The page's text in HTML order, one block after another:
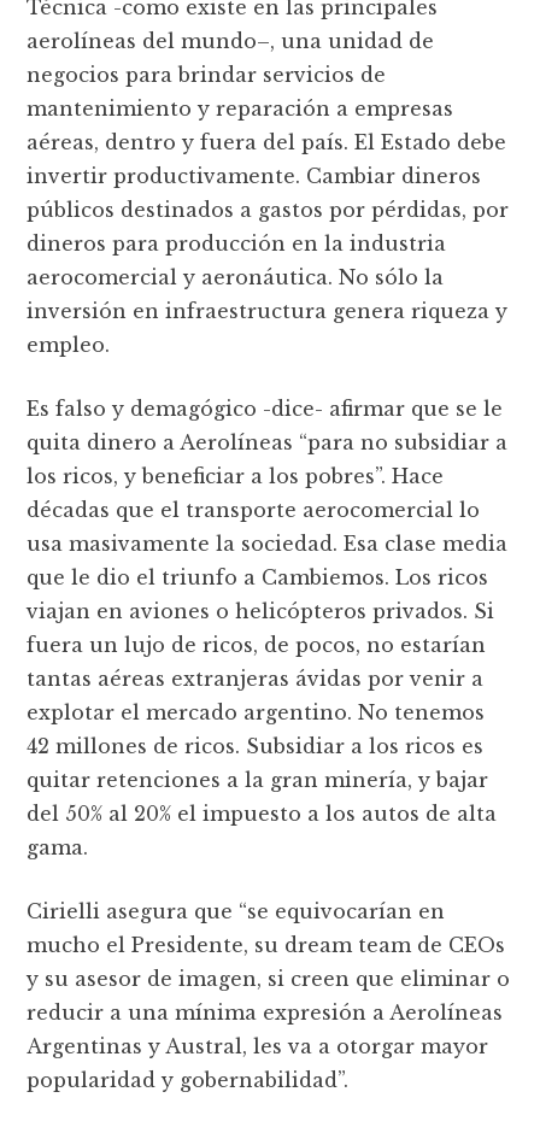
Técnica -como existe en las principales
aerolíneas del mundo–, una unidad de
negocios para brindar servicios de
mantenimiento y reparación a empresas
aéreas, dentro y fuera del país. El Estado debe
invertir productivamente. Cambiar dineros
públicos destinados a gastos por pérdidas, por
dineros para producción en la industria
aerocomercial y aeronáutica. No sólo la
inversión en infraestructura genera riqueza y
empleo.
Es falso y demagógico -dice- afirmar que se le
quita dinero a Aerolíneas “para no subsidiar a
los ricos, y beneficiar a los pobres”. Hace
décadas que el transporte aerocomercial lo
usa masivamente la sociedad. Esa clase media
que le dio el triunfo a Cambiemos. Los ricos
viajan en aviones o helicópteros privados. Si
fuera un lujo de ricos, de pocos, no estarían
tantas aéreas extranjeras ávidas por venir a
explotar el mercado argentino. No tenemos
42 millones de ricos. Subsidiar a los ricos es
quitar retenciones a la gran minería, y bajar
del 50% al 20% el impuesto a los autos de alta
gama.
Cirielli asegura que “se equivocarían en
mucho el Presidente, su dream team de CEOs
y su asesor de imagen, si creen que eliminar o
reducir a una mínima expresión a Aerolíneas
Argentinas y Austral, les va a otorgar mayor
popularidad y gobernabilidad”.